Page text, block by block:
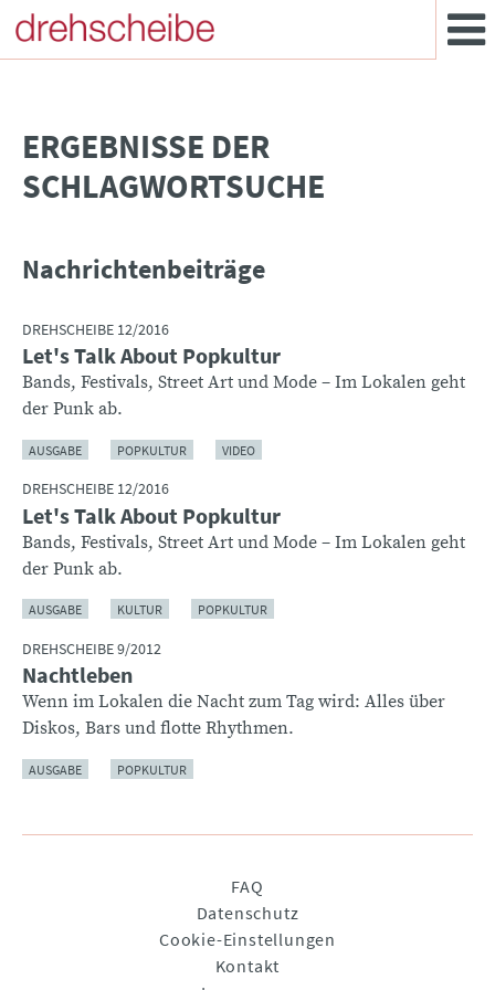
­ERGEBNISSE DER
SCHLAGWORTSUCHE
Nachrichtenbeiträge
DREHSCHEIBE 12/2016
Let's Talk About Popkultur
Bands, Festivals, Street Art und Mode – Im Lokalen geht
der Punk ab.
AUSGABE POPKULTUR VIDEO
DREHSCHEIBE 12/2016
Let's Talk About Popkultur
Bands, Festivals, Street Art und Mode – Im Lokalen geht
der Punk ab.
AUSGABE KULTUR POPKULTUR
DREHSCHEIBE 9/2012
Nachtleben
Wenn im Lokalen die Nacht zum Tag wird: Alles über
Diskos, Bars und flotte Rhythmen.
AUSGABE POPKULTUR
FAQ
Datenschutz
Cookie-Einstellungen
Kontakt